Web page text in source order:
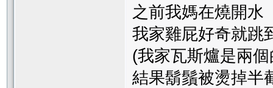
之前我媽在燒開水
我家雞屁好奇就跳
(我家瓦斯爐是兩
結果鬍鬚被燙掉半